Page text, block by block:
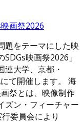
画祭2026
題をテーマにした映
SDGs映画祭2026」
連大学、京都・
て開催します。 海
祭とは、映像制作
ズン・フィーチャー
委員会により